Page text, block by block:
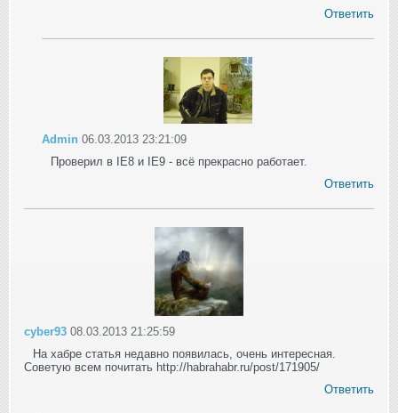
Ответить
Admin 06.03.2013 23:21:09
Проверил в IE8 и IE9 - всё прекрасно работает.
Ответить
cyber93 08.03.2013 21:25:59
На хабре статья недавно появилась, очень интересная.
Советую всем почитать http://habrahabr.ru/post/171905/
Ответить